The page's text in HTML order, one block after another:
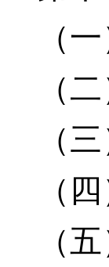
（
（
（
（
（